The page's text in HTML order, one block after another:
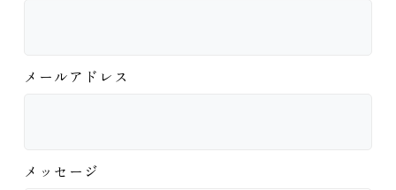
メールアドレス
メッセージ